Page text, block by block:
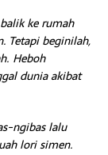
ke rumah
Tetapi beginilah,
Heboh
dunia akibat
ngibas lalu
lori simen.